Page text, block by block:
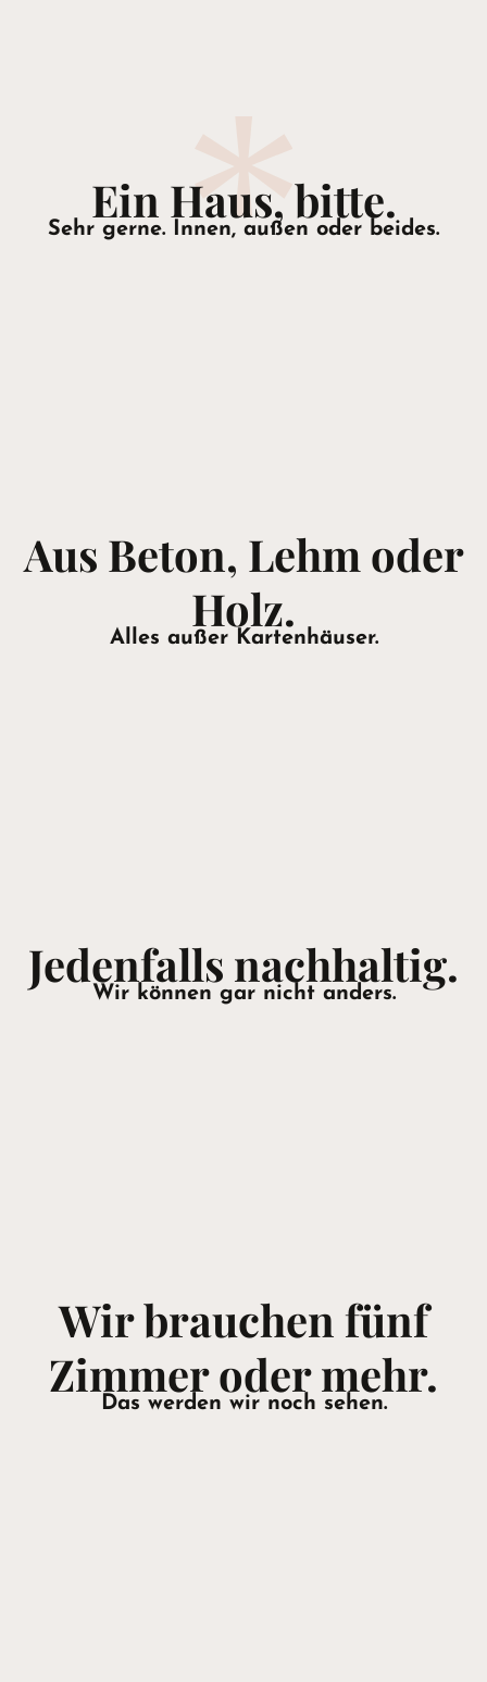
Ein Haus, bitte.
Sehr gerne. Innen, außen oder beides.
Aus Beton, Lehm oder
Holz.
Alles außer Kartenhäuser.
Jedenfalls nachhaltig.
Wir können gar nicht anders.
Wir brauchen fünf
Zimmer oder mehr.
Das werden wir noch sehen.